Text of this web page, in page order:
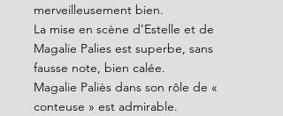
merveilleusement bien.
La mise en scène d’Estelle et de
Magalie Palies est superbe, sans
fausse note, bien calée.
Magalie Paliès dans son rôle de «
conteuse » est admirable.